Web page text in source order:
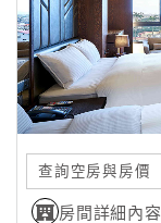
查詢空房與房價
房間詳細內容